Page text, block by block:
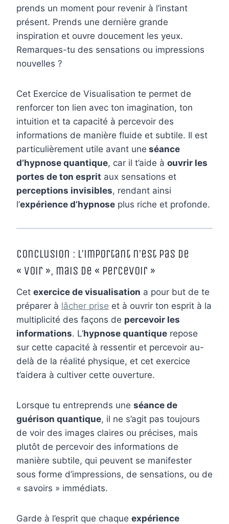
prends un moment pour revenir à l’instant
présent. Prends une dernière grande
inspiration et ouvre doucement les yeux.
Remarques-tu des sensations ou impressions
nouvelles ?
Cet Exercice de Visualisation te permet de
renforcer ton lien avec ton imagination, ton
intuition et ta capacité à percevoir des
informations de manière fluide et subtile. Il est
particulièrement utile avant une séance
d’hypnose quantique, car il t’aide à ouvrir les
portes de ton esprit aux sensations et
perceptions invisibles, rendant ainsi
l’expérience d’hypnose plus riche et profonde.
Conclusion : L’important n’est pas de
« voir », mais de « percevoir »
Cet exercice de visualisation a pour but de te
préparer à lâcher prise et à ouvrir ton esprit à la
multiplicité des façons de percevoir les
informations. L’hypnose quantique repose
sur cette capacité à ressentir et percevoir au-
delà de la réalité physique, et cet exercice
t’aidera à cultiver cette ouverture.
Lorsque tu entreprends une séance de
guérison quantique, il ne s’agit pas toujours
de voir des images claires ou précises, mais
plutôt de percevoir des informations de
manière subtile, qui peuvent se manifester
sous forme d’impressions, de sensations, ou de
« savoirs » immédiats.
Garde à l’esprit que chaque expérience